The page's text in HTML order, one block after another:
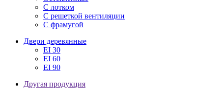
С лотком
С решеткой вентиляции
С фрамугой
Двери деревянные
EI 30
EI 60
EI 90
Другая продукция